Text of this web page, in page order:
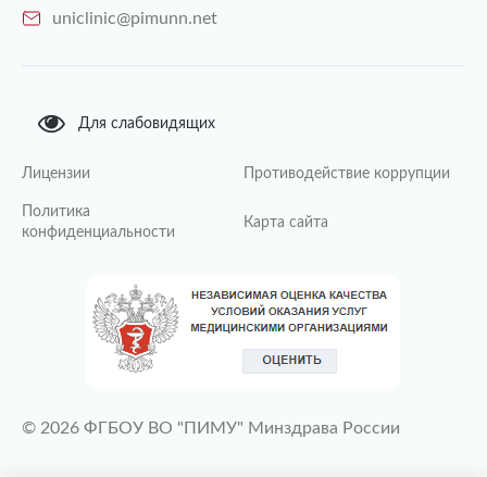
uniclinic@pimunn.net
Для слабовидящих
Лицензии Противодействие коррупции
Политика
конфиденциальности
Карта сайта
© 2026 ФГБОУ ВО "ПИМУ" Минздрава России